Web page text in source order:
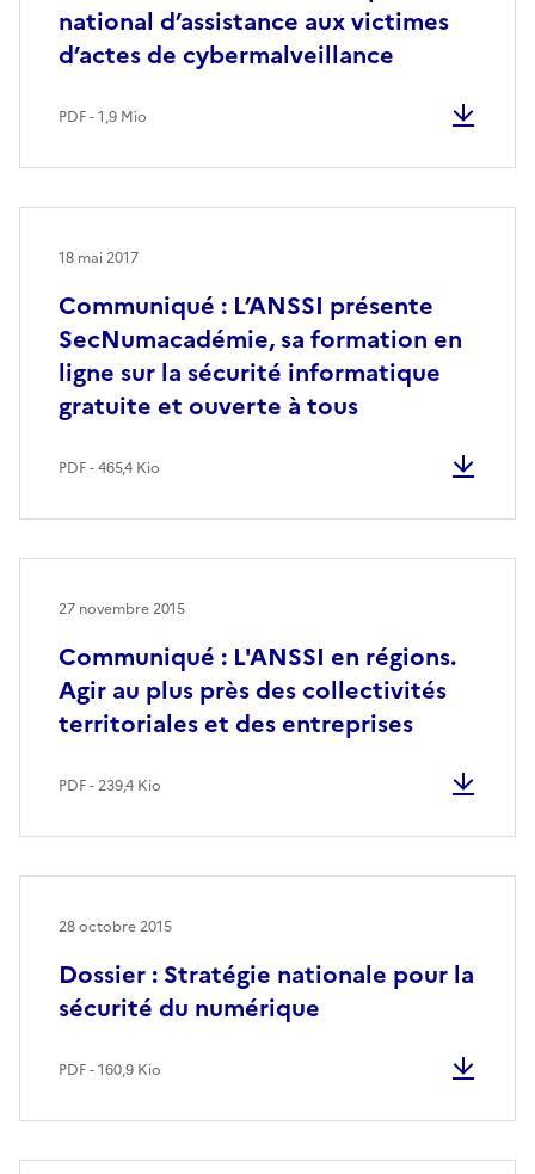
national d’assistance aux victimes
d’actes de cybermalveillance
PDF - 1,9 Mio
Communiqué : L’ANSSI présente
SecNumacadémie, sa formation en
ligne sur la sécurité informatique
gratuite et ouverte à tous
18 mai 2017
PDF - 465,4 Kio
Communiqué : L'ANSSI en régions.
Agir au plus près des collectivités
territoriales et des entreprises
27 novembre 2015
PDF - 239,4 Kio
Dossier : Stratégie nationale pour la
sécurité du numérique
28 octobre 2015
PDF - 160,9 Kio